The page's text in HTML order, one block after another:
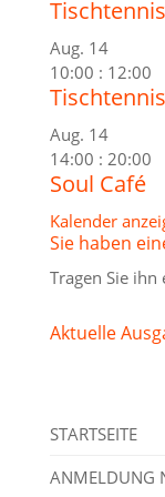
Tischtennis
Aug. 14
10:00 : 12:00
Tischtennis
Aug. 14
14:00 : 20:00
Soul Café
Kalender
Sie haben
Tragen Sie
Aktuelle
STARTSEITE
ANMELDUNG